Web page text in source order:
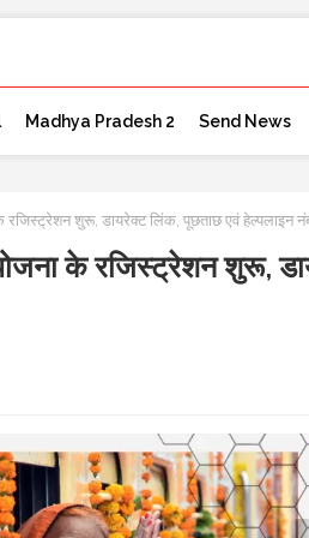
Madhya Pradesh 2 Send News
रजिस्ट्रेशन शुरू, डायरेक्ट लिंक, पूछताछ एवं हेल्पलाइन
के रजिस्ट्रेशन शुरू,